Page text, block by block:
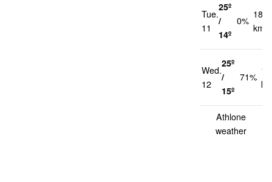
Tue.
11
25º
/
14º
0%
18
km/h
Wed.
12
25º
/
15º
71%
17
Athlone
weather